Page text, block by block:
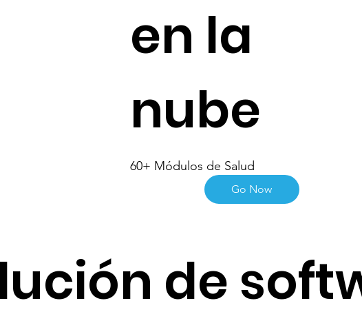
en la
nube
60+ Módulos de Salud
Go Now
de